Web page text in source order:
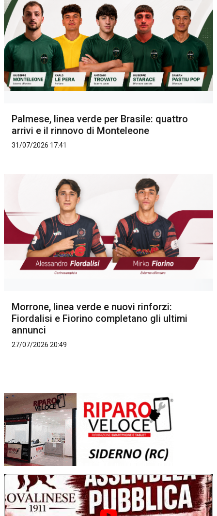
Palmese, linea verde per Brasile: quattro
arrivi e il rinnovo di Monteleone
31/07/2026 17:41
Morrone, linea verde e nuovi rinforzi:
Fiordalisi e Fiorino completano gli ultimi
annunci
27/07/2026 20:49